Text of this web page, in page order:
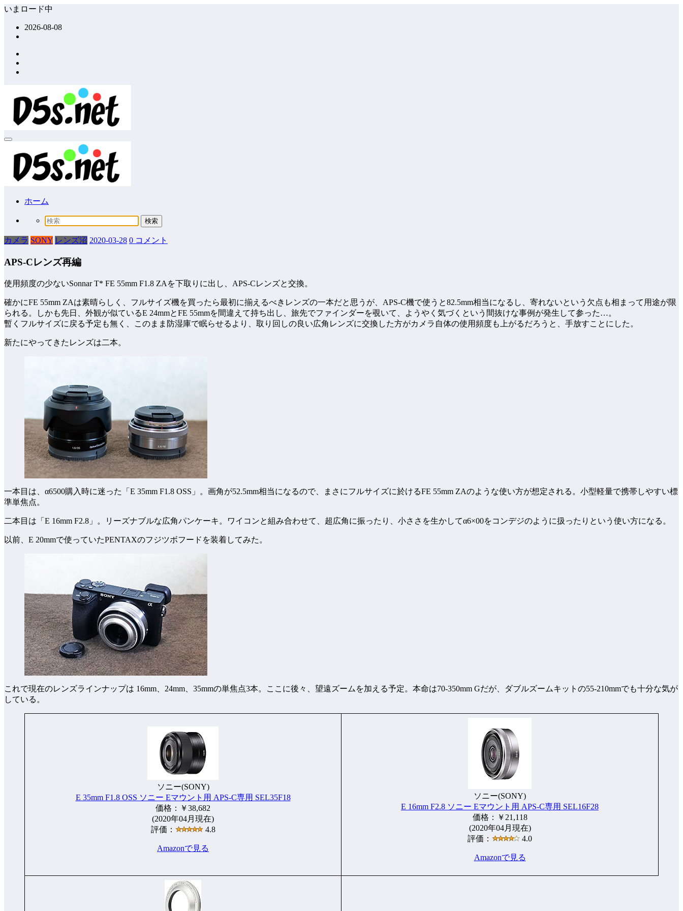
コ
いまロード中
2026-08-08
ホーム
カメラ SONY レンズ沼 2020-03-28 0 コメント
APS-Cレンズ再編
使用頻度の少ないSonnar T* FE 55mm F1.8 ZAを下取りに出し、APS-Cレンズと交換。
確かにFE 55mm ZAは素晴らしく、フルサイズ機を買ったら最初に揃えるべきレンズの一本だと思うが、APS-C機で使うと82.5mm相当になるし、寄れないという欠点も相まって用途が限
られる。しかも先日、外観が似ているE 24mmとFE 55mmを間違えて持ち出し、旅先でファインダーを覗いて、ようやく気づくという間抜けな事例が発生して参った…。
暫くフルサイズに戻る予定も無く、このまま防湿庫で眠らせるより、取り回しの良い広角レンズに交換した方がカメラ自体の使用頻度も上がるだろうと、手放すことにした。
新たにやってきたレンズは二本。
一本目は、α6500購入時に迷った「E 35mm F1.8 OSS」。画角が52.5mm相当になるので、まさにフルサイズに於けるFE 55mm ZAのような使い方が想定される。小型軽量で携帯しやすい標
準単焦点。
二本目は「E 16mm F2.8」。リーズナブルな広角パンケーキ。ワイコンと組み合わせて、超広角に振ったり、小ささを生かしてα6×00をコンデジのように扱ったりという使い方になる。
以前、E 20mmで使っていたPENTAXのフジツボフードを装着してみた。
これで現在のレンズラインナップは 16mm、24mm、35mmの単焦点3本。ここに後々、望遠ズームを加える予定。本命は70-350mm Gだが、ダブルズームキットの55-210mmでも十分な気が
している。
ソニー(SONY)
E 35mm F1.8 OSS ソニー Eマウント用 APS-C専用 SEL35F18
価格：￥38,682
(2020年04月現在)
評価：
4.8
Amazonで見る
ソニー(SONY)
E 16mm F2.8 ソニー Eマウント用 APS-C専用 SEL16F28
価格：￥21,118
(2020年04月現在)
評価：
4.0
Amazonで見る